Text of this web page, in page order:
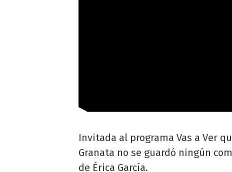
Invitada al programa Vas a Ver
Granata no se guardó ningún
de Érica García.